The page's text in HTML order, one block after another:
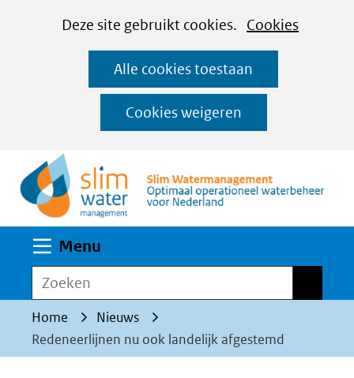
CookiesDeze site gebruikt cookies. Cookies
op
deze
website
worden
toegestaan
of
geweigerd.
Alle cookies toestaan
Cookies weigeren
Ga
naar
de
inhoud
Menu
Zoeken
Home
Nieuws
Redeneerlijnen nu ook landelijk afgestemd